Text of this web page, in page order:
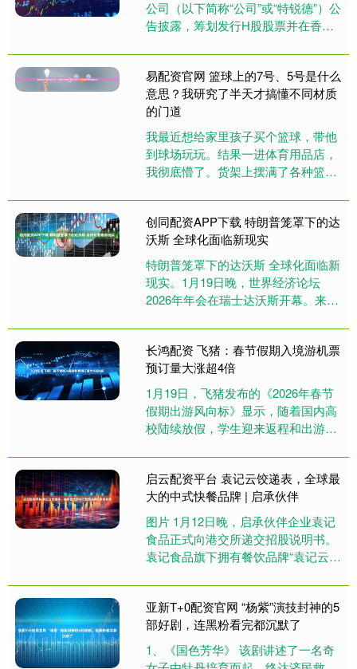
公司（以下简称“公司”或“特锐德”）公
告披露，筹划发行H股股票并在香港
2026年1月22日召开....
易配资官网 篮球上的7号、5号是什么
意思？我研究了半天才搞懂不同材质
的门道
我最近想给家里孩子买个篮球，带他
到球场玩玩。结果一进体育用品店，
我彻底懵了。货架上摆满了各种篮
有“PU”、“橡胶”的字样。....
创同配资APP下载 特朗普笼罩下的达
沃斯 全球化面临新现实
特朗普笼罩下的达沃斯 全球化面临新
现实。1月19日晚，世界经济论坛
2026年年会在瑞士达沃斯开幕。来自
同领域的代表将探讨经....
长鸿配资 飞猪：春节假期入境游机票
预订量大涨超4倍
1月19日，飞猪发布的《2026年春节
假期出游风向标》显示，随着国内高
校陆续放假，学生迎来返程和出游高
比去年增长超20%；跨境游....
启云配资平台 袁记云饺递表，全球最
大的中式快餐品牌 | 启承伙伴
图片 1月12日晚，启承伙伴企业袁记
食品正式向港交所递交招股说明书。
袁记食品旗下拥有餐饮品牌“袁记云
示，截至2025年9月....
亚新T+0配资官网 “杨紫”演技封神的5
部好剧，连黑粉看完都沉默了
1、《国色芳华》 该剧讲述了一名奇